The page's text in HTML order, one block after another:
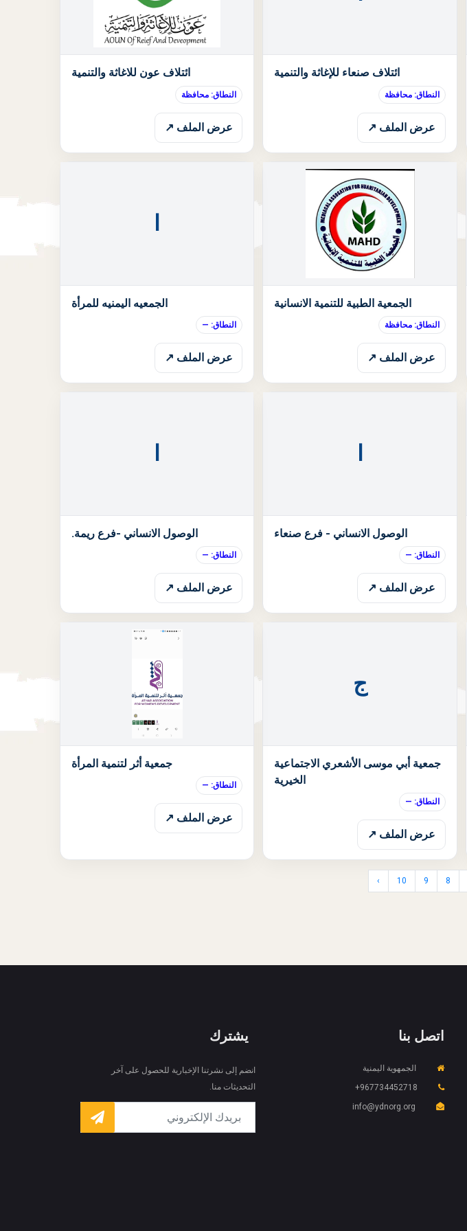
ائتلاف صنعاء للإغاثة والتنمية
النطاق: محافظة
عرض الملف ↗
ائتلاف عون للاغاثة والتنمية
النطاق: محافظة
عرض الملف ↗
الجمعية الطبية للتنمية الانسانية
النطاق: محافظة
عرض الملف ↗
الجمعيه اليمنيه للمرأة
النطاق: —
عرض الملف ↗
الوصول الانساني - فرع صنعاء
النطاق: —
عرض الملف ↗
الوصول الانساني -فرع ريمة.
النطاق: —
عرض الملف ↗
ج
جمعية أبي موسى الأشعري الاجتماعية
الخيرية
النطاق: —
عرض الملف ↗
جمعية أثر لتنمية المرأة
النطاق: —
عرض الملف ↗
8
9
10
›
اتصل بنا
الجمهوية اليمنية
967734452718+
info@ydnorg.org
يشترك
انضم إلى نشرتنا الإخبارية للحصول على آخر
التحديثات منا.